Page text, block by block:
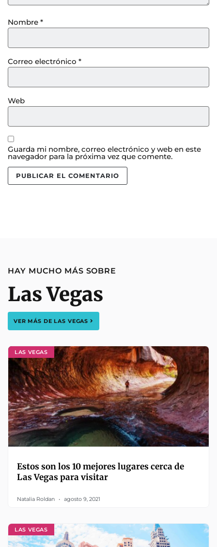
Nombre *
Correo electrónico *
Web
Guarda mi nombre, correo electrónico y web en este
navegador para la próxima vez que comente.
HAY MUCHO MÁS SOBRE
Las Vegas
VER MÁS DE LAS VEGAS
LAS VEGAS
Estos son los 10 mejores lugares cerca de
Las Vegas para visitar
Natalia Roldan agosto 9, 2021
LAS VEGAS